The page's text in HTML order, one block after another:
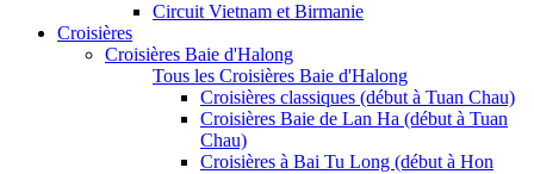
Circuit Vietnam et Birmanie
Croisières
Croisières Baie d'Halong
Tous les Croisières Baie d'Halong
Croisières classiques (début à Tuan Chau)
Croisières Baie de Lan Ha (début à Tuan
Chau)
Croisières à Bai Tu Long (début à Hon